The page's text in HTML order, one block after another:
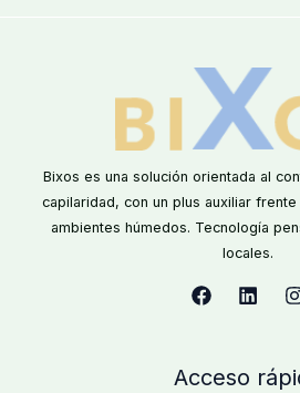
Bixos es una solución orientada al
capilaridad, con un plus auxiliar
ambientes húmedos. Tecnología
locales.
Acceso